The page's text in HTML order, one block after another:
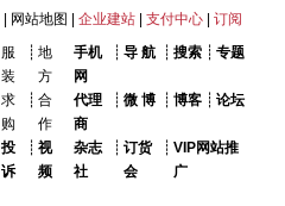
网站地图 企业建站 支付中心
订阅
服
装
┊ 地
方
手机
网
┊ 导 航 ┊ 搜索 ┊ 专题
求
购
┊ 合
作
代理
商
┊ 微 博 ┊ 博客 ┊ 论坛
投
诉
┊ 视
频
杂志
社
┊ 订货
会
┊ VIP网站推
广